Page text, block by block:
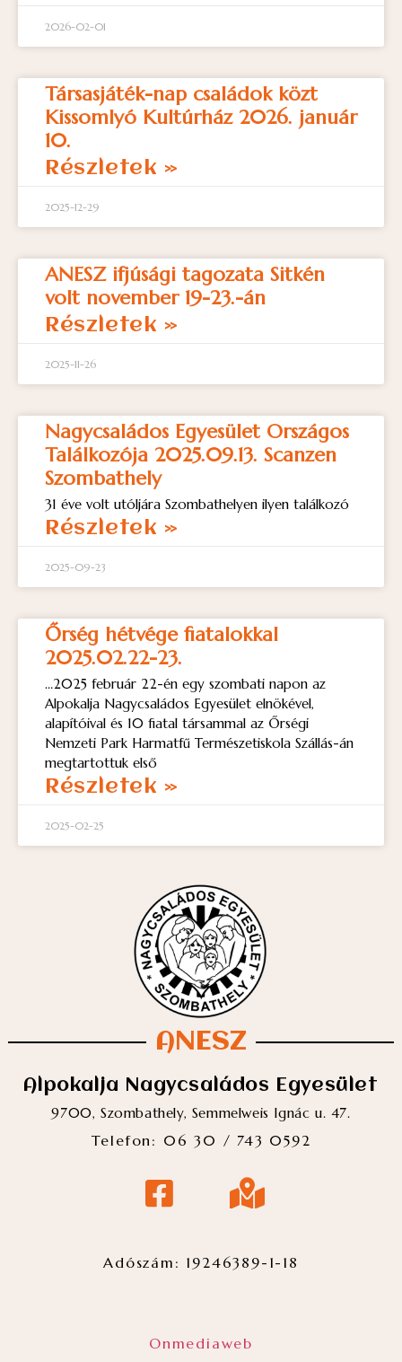
2026-02-01
Társasjáték-nap családok közt
Kissomlyó Kultúrház 2026. január
10.
Részletek »
2025-12-29
ANESZ ifjúsági tagozata Sitkén
volt november 19-23.-án
Részletek »
2025-11-26
Nagycsaládos Egyesület Országos
Találkozója 2025.09.13. Scanzen
Szombathely
31 éve volt utóljára Szombathelyen ilyen találkozó
Részletek »
2025-09-23
Őrség hétvége fiatalokkal
2025.02.22-23.
…2025 február 22-én egy szombati napon az
Alpokalja Nagycsaládos Egyesület elnökével,
alapítóival és 10 fiatal társammal az Őrségi
Nemzeti Park Harmatfű Természetiskola Szállás-án
megtartottuk első
Részletek »
2025-02-25
ANESZ
Alpokalja Nagycsaládos Egyesület
9700, Szombathely, Semmelweis Ignác u. 47.
Telefon: 06 30 / 743 0592
Adószám: 19246389-1-18
Onmediaweb